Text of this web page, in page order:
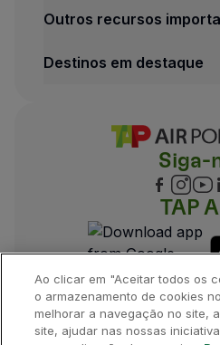
TAP Air Cargo
TAP Store
Outros recursos
Condições de Transporte
Definições de cookies
Destinos em destaque
Voos Funchal
Voos Nova Iorque
Voos Rio de Janeiro
Siga-
TAP
Ao clicar em "Aceitar todos os
o armazenamento de cookies
melhorar a navegação no site,
site, ajudar nas nossas